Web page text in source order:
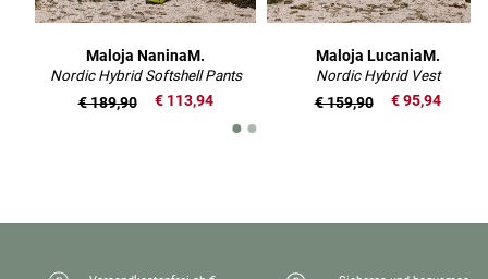
Maloja NaninaM.
Nordic Hybrid Softshell Pants
€ 113,94
€ 189,90
Maloja LucaniaM.
Nordic Hybrid Vest
€ 95,94
€ 159,90